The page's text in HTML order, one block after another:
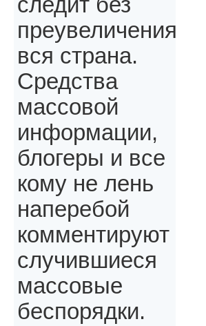
следит без
преувеличения
вся страна.
Средства
массовой
информации,
блогеры и все
кому не лень
наперебой
комментируют
случившиеся
массовые
беспорядки.